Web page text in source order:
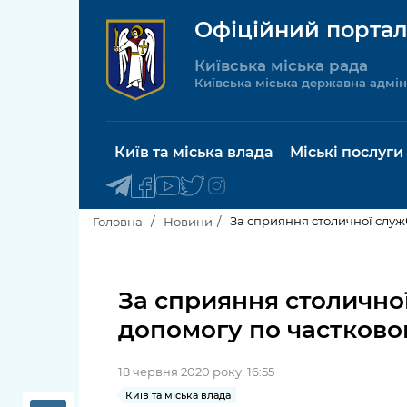
Офіційний
Київська міська рада
Київська міська державна
Київ та міська влада
Київська міська рада
Керівництво КМДА
Міські послуги
послуги
Пільги,
Головна Новини За сприяння столичної
За сприяння
допомогу по
18 червня 2020 року, 16:55
Київ та міська влада